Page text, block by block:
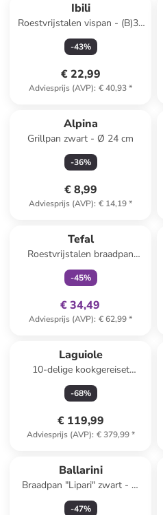
Ibili
Roestvrijstalen vispan - (B)34
x (H)23 cm
-43%
€ 22,99
Adviesprijs (AVP): € 40,93*
Alpina
Grillpan zwart - Ø 24 cm
-36%
€ 8,99
Adviesprijs (AVP): € 14,19*
Tefal
Roestvrijstalen braadpan
"Virtuoso" - Ø 28 cm
-45%
€ 34,49
Adviesprijs (AVP): € 62,99*
Laguiole
10-delige kookgereiset
zilverkleurig/blauw
-68%
€ 119,99
Adviesprijs (AVP): € 379,99*
Ballarini
Braadpan "Lipari" zwart - Ø
24 cm
-47%